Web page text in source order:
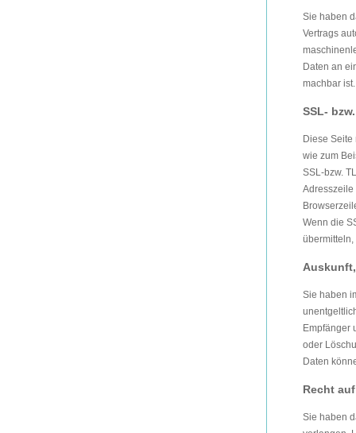
Sie haben
Vertrags
Daten an
machbar ist.
SSL-
Diese Seite
wie zum
SSL-bzw.
Adresszeile
Wenn die
Sie haben
Empfänger
oder
Daten
Recht
Sie haben